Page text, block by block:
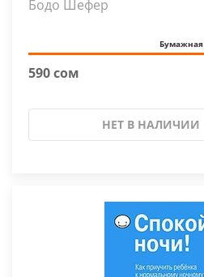
Бодо Шефер
Бумажная
590 сом
НЕТ В НАЛИЧИИ